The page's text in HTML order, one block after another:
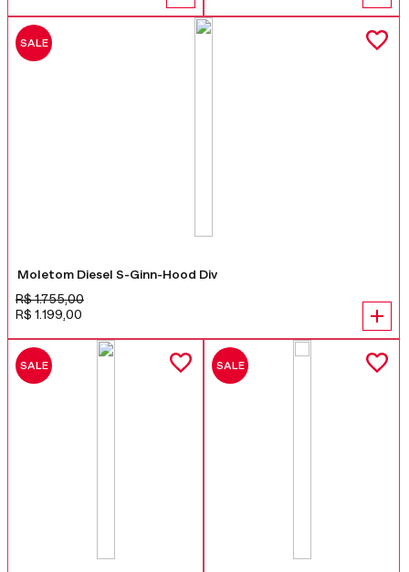
SALE
Moletom Diesel S-Ginn-Hood Div
R$1.755,00
R$ 1 199 00
SALE SALE